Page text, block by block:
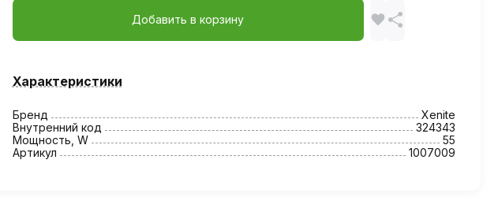
Добавить в корзину
Характеристики
Бренд
Xenite
Внутренний код
324343
Мощность, W
55
Артикул
1007009